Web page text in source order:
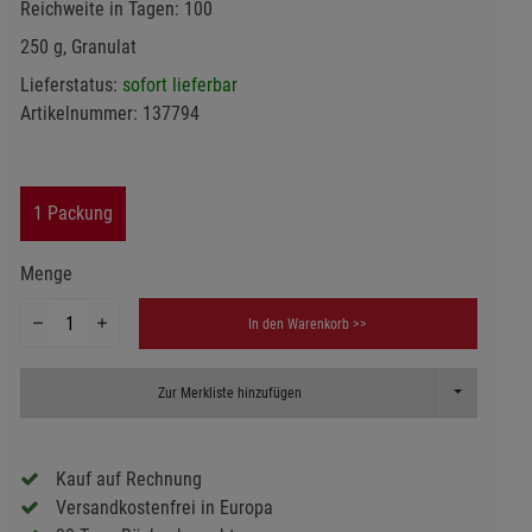
Reichweite in Tagen: 100
250 g, Granulat
Lieferstatus: sofort lieferbar
Artikelnummer: 137794
1 Packung
Menge
In den Warenkorb >>
Zur Merkliste hinzufügen Toggle
Kauf auf Rechnung
Versandkostenfrei in Europa